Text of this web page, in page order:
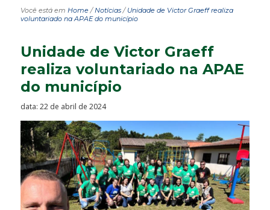
Você está em Home/Notícias/ Unidade de Victor Graeff realiza
voluntariado na APAE do município
Unidade de Victor Graeff
realiza voluntariado na APAE
do município
data: 22 de abril de 2024